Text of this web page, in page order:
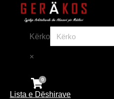
Kërko
×
Lista e Dëshirave